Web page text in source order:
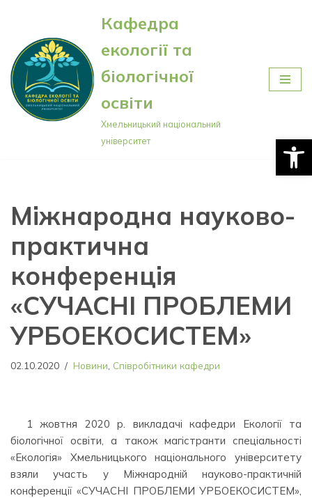
Перейти
до
вмісту
Кафедра
екології та
біологічної
освіти
Хмельницький національний
університет
Міжнародна науково-
практична
конференція
«СУЧАСНІ ПРОБЛЕМИ
УРБОЕКОСИСТЕМ»
02.10.2020 Новини Співробітники кафедри
1 жовтня 2020 р. викладачі кафедри Екології та
біологічної освіти, а також магістранти спеціальності
«Екологія» Хмельницького національного університету
взяли участь у Міжнародній науково-практичній
конференції «СУЧАСНІ ПРОБЛЕМИ УРБОЕКОСИСТЕМ»,